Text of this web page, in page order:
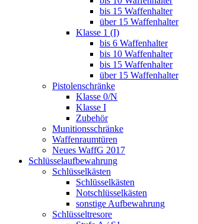
bis 15 Waffenhalter
über 15 Waffenhalter
Klasse 1 (I)
bis 6 Waffenhalter
bis 10 Waffenhalter
bis 15 Waffenhalter
über 15 Waffenhalter
Pistolenschränke
Klasse 0/N
Klasse I
Zubehör
Munitionsschränke
Waffenraumtüren
Neues WaffG 2017
Schlüsselaufbewahrung
Schlüsselkästen
Schlüsselkästen
Notschlüsselkästen
sonstige Aufbewahrung
Schlüsseltresore